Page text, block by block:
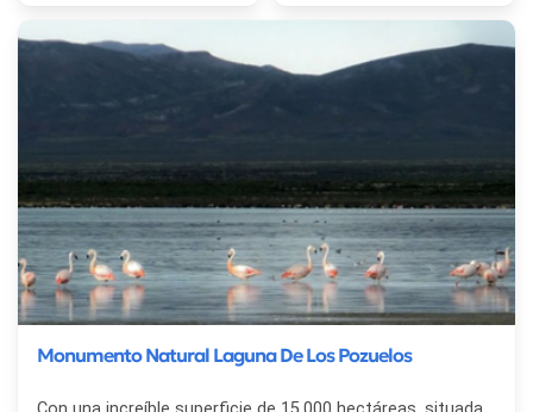
Monumento Natural Laguna De Los Pozuelos